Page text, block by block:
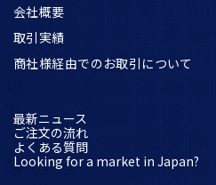
会社概要
取引実績
商社様経由でのお取引について
最新ニュース
ご注文の流れ
よくある質問
Looking for a market in Japan?